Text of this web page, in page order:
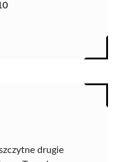
drugie